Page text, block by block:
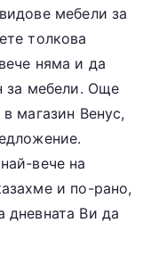
мебели за
толкова
няма и да
за мебели. Още
магазин Венус,
вече на
и по-рано,
дневната Ви да